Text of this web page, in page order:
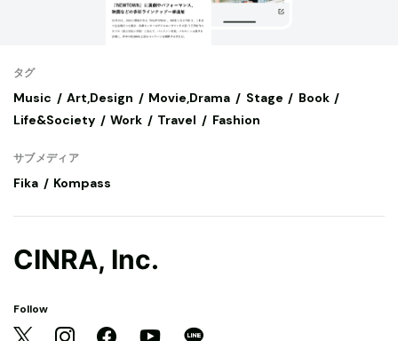
タグ
Music Art,Design Movie,Drama Stage
Book
Life&Society
Work Travel Fashion
サブメディア
Fika Kompass
CINRA, Inc.
Follow